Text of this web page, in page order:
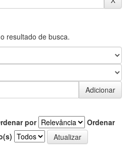
resultado de busca.
por
Ordenar